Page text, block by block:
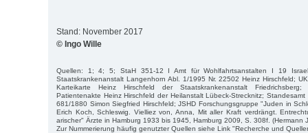
Stand: November 2017
© Ingo Wille
Quellen: 1; 4; 5; StaH 351-12 I Amt für Wohlfahrtsanstalten I 19
Staatskrankenanstalt Langenhorn Abl. 1/1995 Nr. 22502 Heinz Hirschfeld;
Karteikarte Heinz Hirschfeld der Staatskrankenanstalt
Patientenakte Heinz Hirschfeld der Heilanstalt Lübeck-Strecknitz; Standesamt
681/1880 Simon Siegfried Hirschfeld; JSHD Forschungsgruppe "Juden in
Erich Koch, Schleswig. Vielliez von, Anna, Mit aller Kraft verdrängt.
arischer" Ärzte in Hamburg 1933 bis 1945, Hamburg 2009, S. 308f. (Hermann
Zur Nummerierung häufig genutzter Quellen siehe Link "Recherche und